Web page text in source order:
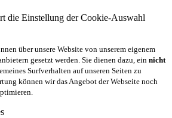
die Einstellung der Cookie-Auswahl
über unsere Website von unserem eigenem
gesetzt werden. Sie dienen dazu, ein nicht
Surfverhalten auf unseren Seiten zu
können wir das Angebot der Webseite noch